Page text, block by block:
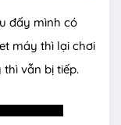
đấy mình có
máy thì lại chơi
vẫn bị tiếp.